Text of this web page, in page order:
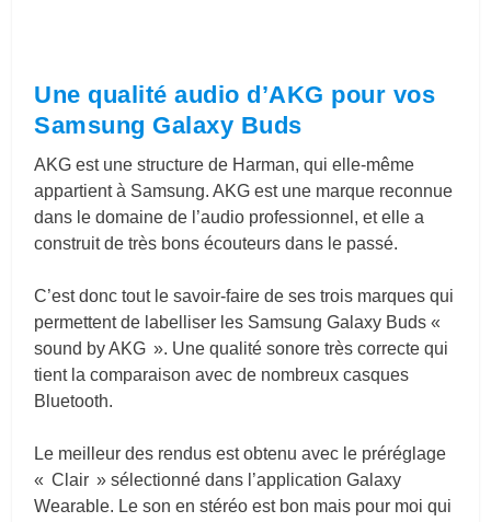
Une qualité audio d’AKG pour vos
Samsung Galaxy Buds
AKG est une structure de Harman, qui elle-même
appartient à Samsung. AKG est une marque reconnue
dans le domaine de l’audio professionnel, et elle a
construit de très bons écouteurs dans le passé.
C’est donc tout le savoir-faire de ses trois marques qui
permettent de labelliser les Samsung Galaxy Buds «
sound by AKG ». Une qualité sonore très correcte qui
tient la comparaison avec de nombreux casques
Bluetooth.
Le meilleur des rendus est obtenu avec le préréglage
« Clair » sélectionné dans l’application Galaxy
Wearable. Le son en stéréo est bon mais pour moi qui